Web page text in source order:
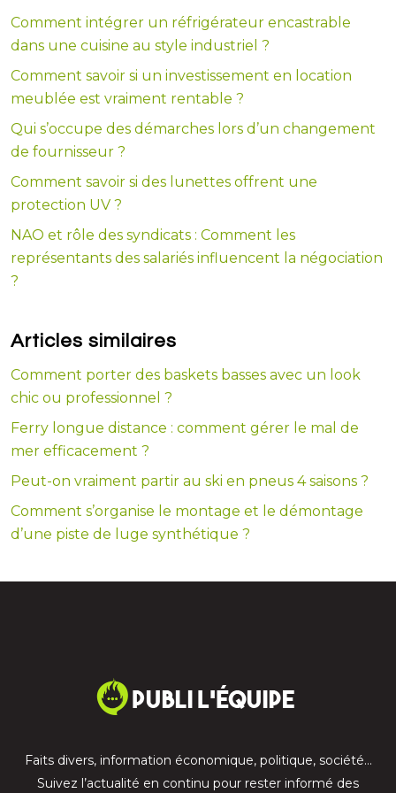
Comment intégrer un réfrigérateur encastrable
dans une cuisine au style industriel ?
Comment savoir si un investissement en location
meublée est vraiment rentable ?
Qui s’occupe des démarches lors d’un changement
de fournisseur ?
Comment savoir si des lunettes offrent une
protection UV ?
NAO et rôle des syndicats : Comment les
représentants des salariés influencent la négociation
?
Articles similaires
Comment porter des baskets basses avec un look
chic ou professionnel ?
Ferry longue distance : comment gérer le mal de
mer efficacement ?
Peut-on vraiment partir au ski en pneus 4 saisons ?
Comment s’organise le montage et le démontage
d’une piste de luge synthétique ?
Faits divers, information économique, politique, société…
Suivez l’actualité en continu pour rester informé des